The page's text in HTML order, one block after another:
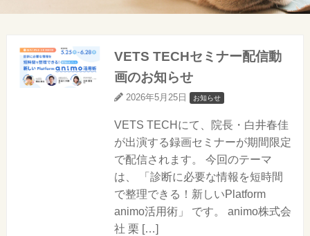
VETS TECHセミナー配信動
画のお知らせ
2026年5月25日 お知らせ
VETS TECHにて、院長・白井春佳
が出演する録画セミナーが期間限定
で配信されます。 今回のテーマ
は、 「診断に必要な情報を短時間
で整理できる！新しいPlatform
animo活用術」 です。 animo株式会
社 栗 […]